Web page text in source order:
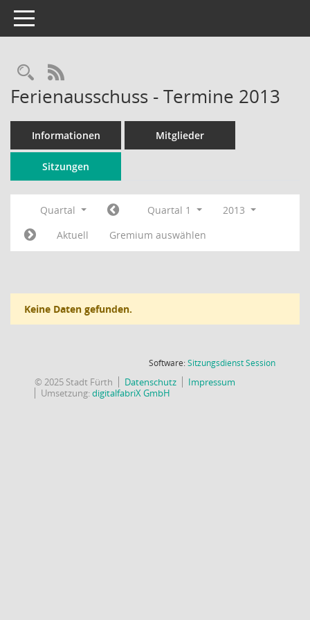
Toggle navigation
Rechercheauswahl
RSS-Feed
Ferienausschuss - Termine 2013
Informationen Mitglieder
Sitzungen
Quartal Quartal 1
2013
Aktuell
Gremium auswählen
Keine Daten gefunden.
Software:SitzungsdienstSession(Wird in
© 2025 Stadt Fürth Datenschutz
Impressum
Umsetzung:digitalfabriX GmbH